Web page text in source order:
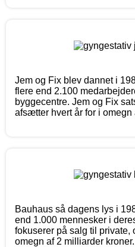
Jem og Fix blev dannet i
flere end 2.100
byggecentre. Jem og Fix
afsætter hvert år for i omegn
Bauhaus så dagens lys i
end 1.000 mennesker i
fokuserer på salg til private,
omegn af 2 milliarder kroner.